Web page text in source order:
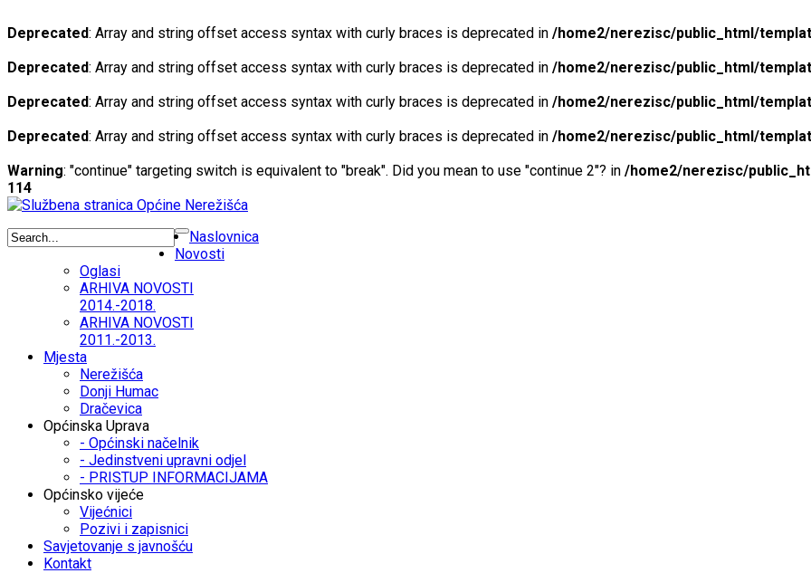
Deprecated: Array and string offset access syntax with curly braces is deprecated in /home2/nerezisc/public_html/
Deprecated: Array and string offset access syntax with curly braces is deprecated in /home2/nerezisc/public_html/
Deprecated: Array and string offset access syntax with curly braces is deprecated in /home2/nerezisc/public_html/
Deprecated: Array and string offset access syntax with curly braces is deprecated in /home2/nerezisc/public_html/
Warning: "continue" targeting switch is equivalent to "break". Did you mean to use "continue 2"? in /home2/nerezisc/
114
Naslovnica
Novosti
Oglasi
ARHIVA NOVOSTI
2014.-2018.
ARHIVA NOVOSTI
2011.-2013.
Mjesta
Nerežišća
Donji Humac
Dračevica
Općinska Uprava
- Općinski načelnik
- Jedinstveni upravni odjel
- PRISTUP INFORMACIJAMA
Općinsko vijeće
Vijećnici
Pozivi i zapisnici
Savjetovanje s javnošću
Kontakt